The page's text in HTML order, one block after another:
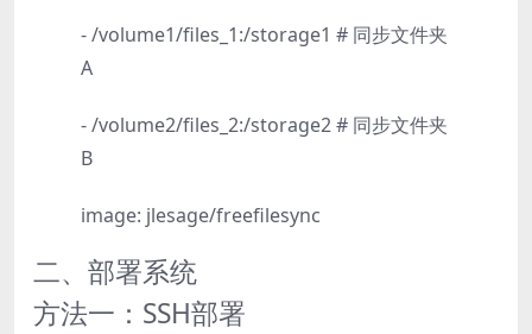
- /volume1/files_1:/storage1 # 同步文件夹
A
- /volume2/files_2:/storage2 # 同步文件夹
B
image: jlesage/freefilesync
二、部署系统
方法一：SSH部署